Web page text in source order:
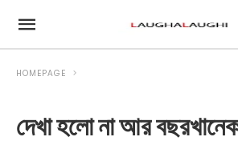
HOMEPAGE
দেখা হলো না আর